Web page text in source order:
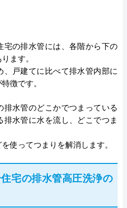
宅の排水管には、各階から下の
ます。
、戸建てに比べて排水管内部に
徴です。
排水管のどこかでつまっている
排水管に水を流し、どこでつま
使ってつまりを解消します。
宅の排水管高圧洗浄の